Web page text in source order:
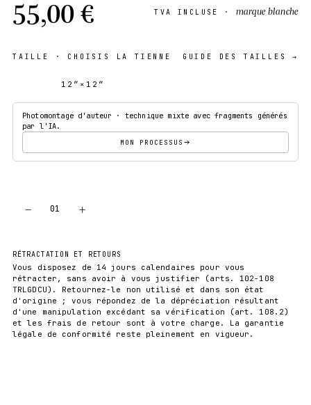
55,00 € TVA INCLUSE · marque blanche
TAILLE · CHOISIS LA TIENNE GUIDE DES TAILLES →
12″×12″
Photomontage d'auteur · technique mixte avec fragments générés
par l'IA.
MON PROCESSUS
− 01 +
RÉTRACTATION ET RETOURS
Vous disposez de 14 jours calendaires pour vous
rétracter, sans avoir à vous justifier (arts. 102-108
TRLGDCU). Retournez-le non utilisé et dans son état
d'origine ; vous répondez de la dépréciation résultant
d'une manipulation excédant sa vérification (art. 108.2)
et les frais de retour sont à votre charge. La garantie
légale de conformité reste pleinement en vigueur.